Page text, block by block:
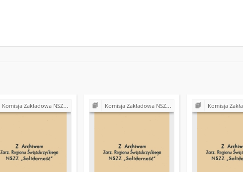
Komisja Zakładowa NSZZ "Solidarność" przy Urzędzie Gminy w Bodzentynie Komisja Zakładowa NSZZ "Solidarność" przy Urzędzie Gminy w Bodzentynie Komisja Zakładowa NSZZ "Solidarność"